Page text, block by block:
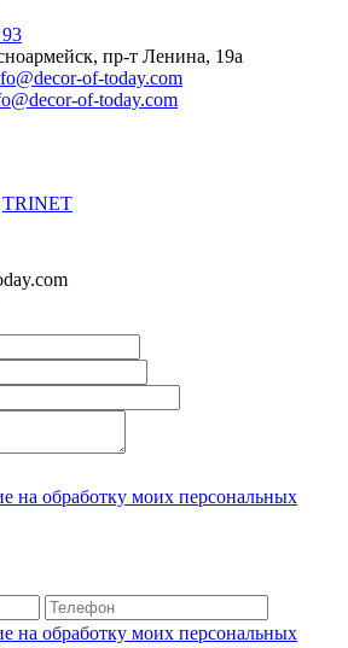
пр-т Ленина, 19а
of-today.com
of-today.com
TRINET
на обработку моих персональных
на обработку моих персональных